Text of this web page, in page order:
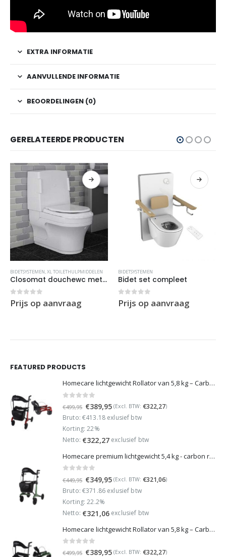
EXTRA INFORMATIE
AANVULLENDE INFORMATIE
BEOORDELINGEN (0)
GERELATEERDE PRODUCTEN
BIDETSYSTEMEN,XL TOILETHULPMIDDELEN
Closomat douchewc met f?hn en extra grote zitting – Staand
0out of 5
Prijs op aanvraag
BIDETSYSTEMEN
Bidet set compleet
0out of 5
Prijs op aanvraag
FEATURED PRODUCTS
Homecare lichtgewicht Rollator van 5,8 kg – Carbon rollator tot 150 kg draaggewicht – Dubbel opvouwbaar en inclusief reistas - Rood
€499,95 Oorspronkelijke
prijs
was:
€499,95.
€389,95Huidige
prijs
€389,95.
(Excl. BTW: €322,27)
Bruto: €413.18 exlusief btw
Korting: 22%
Netto: €322,27exclusief btw
Homecare premium lichtgewicht 5,4 kg - carbon rollator - 150 kg draaggewicht - Opvouwbaar - Groen - incl stokhouder
€449,95 Oorspronkelijke
prijs
was:
€449,95.
€349,95Huidige
prijs
€349,95.
(Excl. BTW: €321,06)
Bruto: €371.86 exlusief btw
Korting: 22.2%
Netto: €321,06exclusief btw
Homecare lichtgewicht Rollator van 5,8 kg – Carbon rollator tot 150 kg draaggewicht – Dubbel opvouwbaar en inclusief reistas - Groen
out of 5
€499,95 Oorspronkelijke
€389,95Huidige
(Excl. BTW: €322,27)